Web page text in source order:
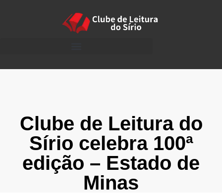
Clube de Leitura do
Sírio celebra 100ª
edição – Estado de
Minas